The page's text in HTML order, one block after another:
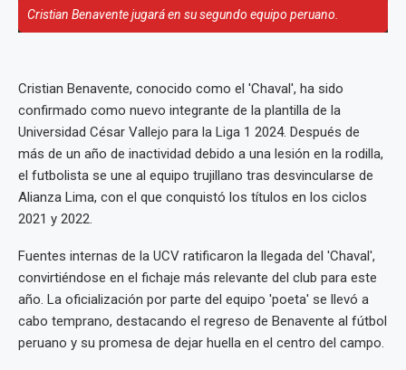
Cristian Benavente jugará en su segundo equipo peruano.
Cristian Benavente, conocido como el 'Chaval', ha sido
confirmado como nuevo integrante de la plantilla de la
Universidad César Vallejo para la Liga 1 2024. Después de
más de un año de inactividad debido a una lesión en la rodilla,
el futbolista se une al equipo trujillano tras desvincularse de
Alianza Lima, con el que conquistó los títulos en los ciclos
2021 y 2022.
Fuentes internas de la UCV ratificaron la llegada del 'Chaval',
convirtiéndose en el fichaje más relevante del club para este
año. La oficialización por parte del equipo 'poeta' se llevó a
cabo temprano, destacando el regreso de Benavente al fútbol
peruano y su promesa de dejar huella en el centro del campo.